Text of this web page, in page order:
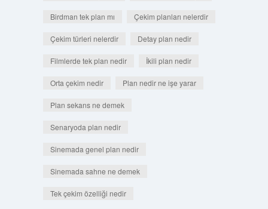
Birdman tek plan mı Çekim planları nelerdir
Çekim türleri nelerdir Detay plan nedir
Filmlerde tek plan nedir İkili plan nedir
Orta çekim nedir Plan nedir ne işe yarar
Plan sekans ne demek
Senaryoda plan nedir
Sinemada genel plan nedir
Sinemada sahne ne demek
Tek çekim özelliği nedir